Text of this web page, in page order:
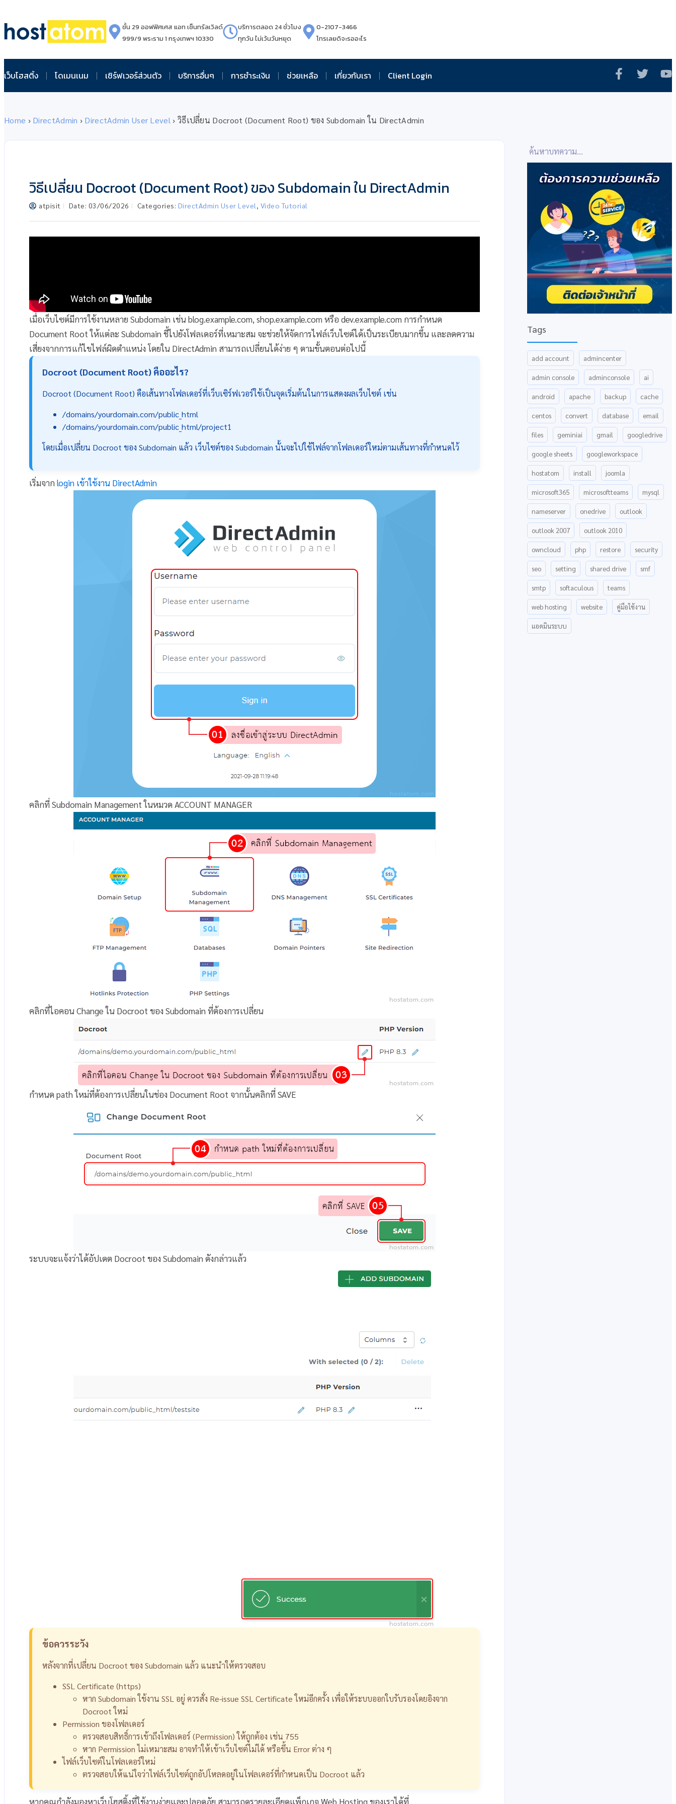
ชั้น 29 ออฟฟิศเศส แอท เซ็นทรัลเวิลด์
999/9 พระราม 1 กรุงเทพฯ 10330
บริการตลอด 24 ชั่วโมง
ทุกวัน ไม่เว้นวันหยุด
0-2107-3466
โทรเลยดิจะรออะไร
เว็บโฮสติ้ง โดเมนเนม เซิร์ฟเวอร์ส่วนตัว บริการอื่นๆ การชำระเงิน ช่วยเหลือ เกี่ยวกับเรา Client Login
Home › DirectAdmin › DirectAdmin User Level › วิธีเปลี่ยน Docroot (Document Root) ของ Subdomain ใน DirectAdmin
วิธีเปลี่ยน Docroot (Document Root) ของ Subdomain ใน DirectAdmin
atpisit Date: 03/06/2026 Categories: DirectAdmin User Level , Video Tutorial
เมื่อเว็บไซต์มีการใช้งานหลาย Subdomain เช่น blog.example.com, shop.example.com หรือ dev.example.com การกำหนด
Document Root ให้แต่ละ Subdomain ชี้ไปยังโฟลเดอร์ที่เหมาะสม จะช่วยให้จัดการไฟล์เว็บไซต์ได้เป็นระเบียบมากขึ้น และลดความ
เสี่ยงจากการแก้ไขไฟล์ผิดตำแหน่ง โดยใน DirectAdmin สามารถเปลี่ยนได้ง่าย ๆ ตามขั้นตอนต่อไปนี้
Docroot (Document Root) คืออะไร?
Docroot (Document Root) คือเส้นทางโฟลเดอร์ที่เว็บเซิร์ฟเวอร์ใช้เป็นจุดเริ่มต้นในการแสดงผลเว็บไซต์ เช่น
/domains/yourdomain.com/public_html
/domains/yourdomain.com/public_html/project1
โดยเมื่อเปลี่ยน Docroot ของ Subdomain แล้ว เว็บไซต์ของ Subdomain นั้นจะไปใช้ไฟล์จากโฟลเดอร์ใหม่ตามเส้นทางที่กำหนดไว้
เริ่มจาก login เข้าใช้งาน DirectAdmin
คลิกที่Subdomain Management ในหมวด ACCOUNT MANAGER
คลิกที่ไอคอน Change ใน Docroot ของ Subdomain ที่ต้องการเปลี่ยน
กำหนด path ใหม่ที่ต้องการเปลี่ยนในช่อง Document Root จากนั้นคลิกที่ SAVE
ระบบจะแจ้งว่าได้อัปเดต Docroot ของ Subdomain ดังกล่าวแล้ว
ข้อควรระวัง
หลังจากที่เปลี่ยน Docroot ของ Subdomain แล้ว แนะนำให้ตรวจสอบ
SSL Certificate (https)
หาก Subdomain ใช้งาน SSL อยู่ ควรสั่ง Re-issue SSL Certificate ใหม่อีกครั้ง เพื่อให้ระบบออกใบรับรองโดยอิงจาก
Docroot ใหม่
Permission ของโฟลเดอร์
ตรวจสอบสิทธิ์การเข้าถึงโฟลเดอร์ (Permission) ให้ถูกต้อง เช่น 755
หาก Permission ไม่เหมาะสม อาจทำให้เข้าเว็บไซต์ไม่ได้ หรือขึ้น Error ต่าง ๆ
ไฟล์เว็บไซต์ในโฟลเดอร์ใหม่
ตรวจสอบให้แน่ใจว่าไฟล์เว็บไซต์ถูกอัปโหลดอยู่ในโฟลเดอร์ที่กำหนดเป็น Docroot แล้ว
หากคุณกำลังมองหาเว็บโฮสติ้งที่ใช้งานง่ายและปลอดภัย สามารถดูรายละเอียดแพ็กเกจ Web Hosting ของเราได้ที่
Tags
add account admincenter
admin console adminconsole ai
android apache backup cache
centos convert database email
files geminiai gmail googledrive
google sheets googleworkspace
hostatom install joomla
microsoft365 microsoftteams mysql
nameserver onedrive outlook
outlook 2007 outlook 2010
owncloud php restore security
seo setting shared drive smf
smtp softaculous teams
web hosting website คู่มือใช้งาน
แอดมินระบบ